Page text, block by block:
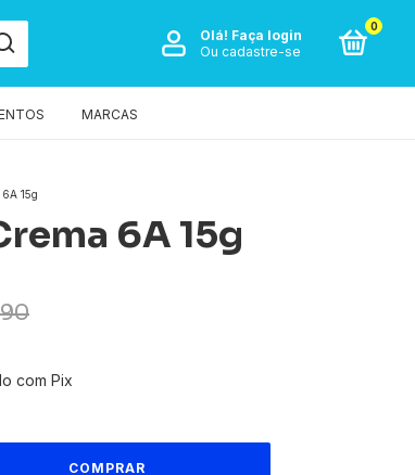
Olá! Faça login
Ou cadastre-se
0
MARCAS
15g
6A 15g
com Pix